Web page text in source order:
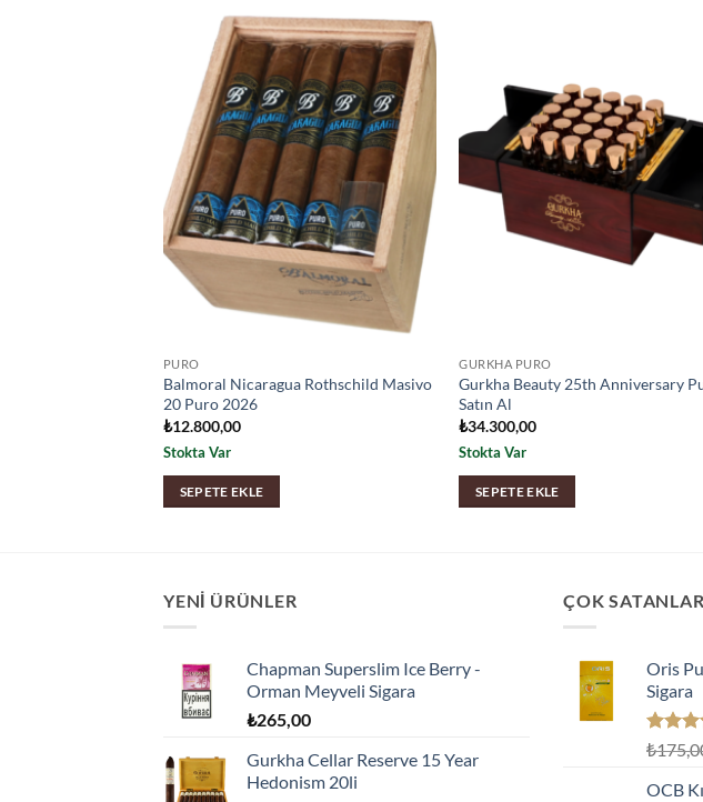
PURO
Balmoral Nicaragua Rothschild Masivo
20 Puro 2026
₺12.800,00
Stokta Var
SEPETE EKLE
GURKHA PURO
Gurkha Beauty 25th Anniversary
Satın Al
₺34.300,00
Stokta Var
SEPETE EKLE
YENI ÜRÜNLER
Chapman Superslim Ice Berry -
Orman Meyveli Sigara
₺265,00
Gurkha Cellar Reserve 15 Year
Hedonism 20li
ÇOK SATANLAR
Oris
Sigara
5
oy
aldı
₺
OCB